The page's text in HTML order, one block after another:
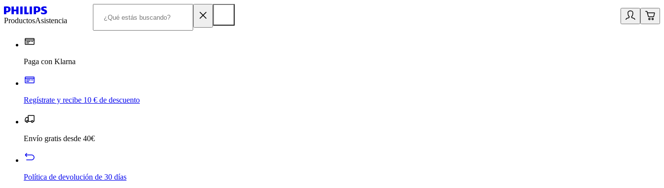
ProductosAsistencia
Paga con Klarna
Regístrate y recibe 10 € de descuento
Envío gratis desde 40€
Política de devolución de 30 días